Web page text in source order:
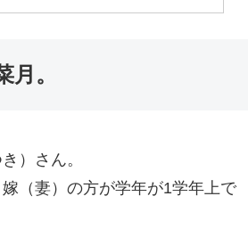
。
）さん。
（妻）の方が学年が1学年上で